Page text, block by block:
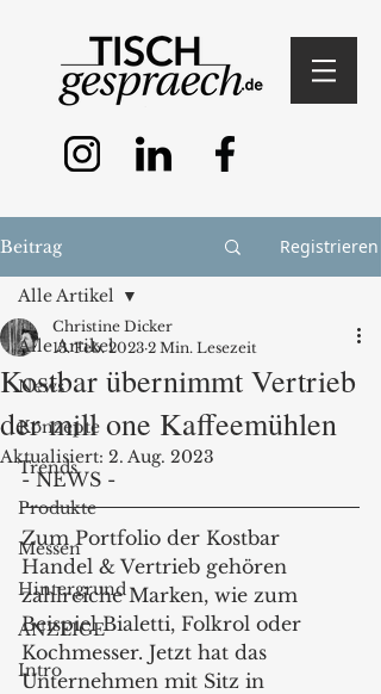
Beitrag Registrieren
Alle Artikel
News
Konzepte
Trends
Produkte
Messen
Hintergrund
ANZEIGE
Intro
Alle Artikel
Kostbar übernimmt Vertrieb
der mill one Kaffeemühlen
Christine Dicker
13. Feb. 2023 2 Min. Lesezeit
Aktualisiert: 2. Aug. 2023
- NEWS -
Zum Portfolio der Kostbar
Handel & Vertrieb gehören
zahlreiche Marken, wie zum
Beispiel Bialetti, Folkrol oder
Kochmesser. Jetzt hat das
Unternehmen mit Sitz in